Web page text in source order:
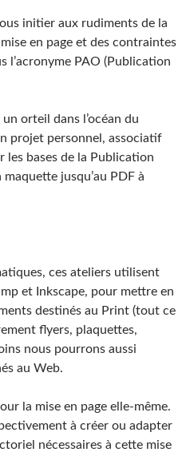
initier aux rudiments de la
en page et des contraintes
l’acronyme PAO (Publication
orteil dans l’océan du
projet personnel, associatif
les bases de la Publication
jusqu’au PDF à
ces ateliers utilisent
et Inkscape, pour mettre en
destinés au Print (tout ce
flyers, plaquettes,
nous pourrons aussi
au Web.
la mise en page elle-même.
à créer ou adapter
nécessaires à cette mise